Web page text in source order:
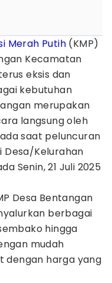
Merah Putih (KMP)
Kecamatan
eksis dan
kebutuhan
merupakan
langsung oleh
saat peluncuran
Desa/Kelurahan
Senin, 21 Juli 2025
Desa Bentangan
berbagai
hingga
mudah
dengan harga yang